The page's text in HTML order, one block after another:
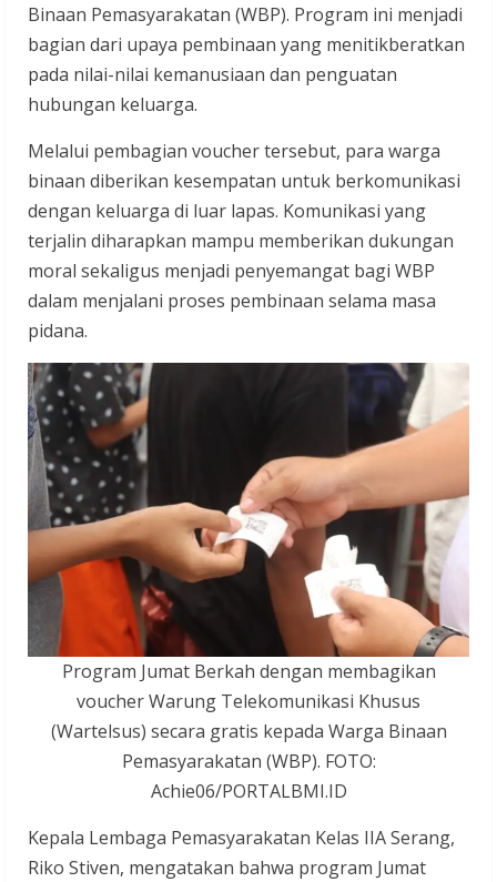
Binaan Pemasyarakatan (WBP). Program ini menjadi
bagian dari upaya pembinaan yang menitikberatkan
pada nilai-nilai kemanusiaan dan penguatan
hubungan keluarga.
Melalui pembagian voucher tersebut, para warga
binaan diberikan kesempatan untuk berkomunikasi
dengan keluarga di luar lapas. Komunikasi yang
terjalin diharapkan mampu memberikan dukungan
moral sekaligus menjadi penyemangat bagi WBP
dalam menjalani proses pembinaan selama masa
pidana.
Program Jumat Berkah dengan membagikan
voucher Warung Telekomunikasi Khusus
(Wartelsus) secara gratis kepada Warga Binaan
Pemasyarakatan (WBP). FOTO:
Achie06/PORTALBMI.ID
Kepala Lembaga Pemasyarakatan Kelas IIA Serang,
Riko Stiven, mengatakan bahwa program Jumat